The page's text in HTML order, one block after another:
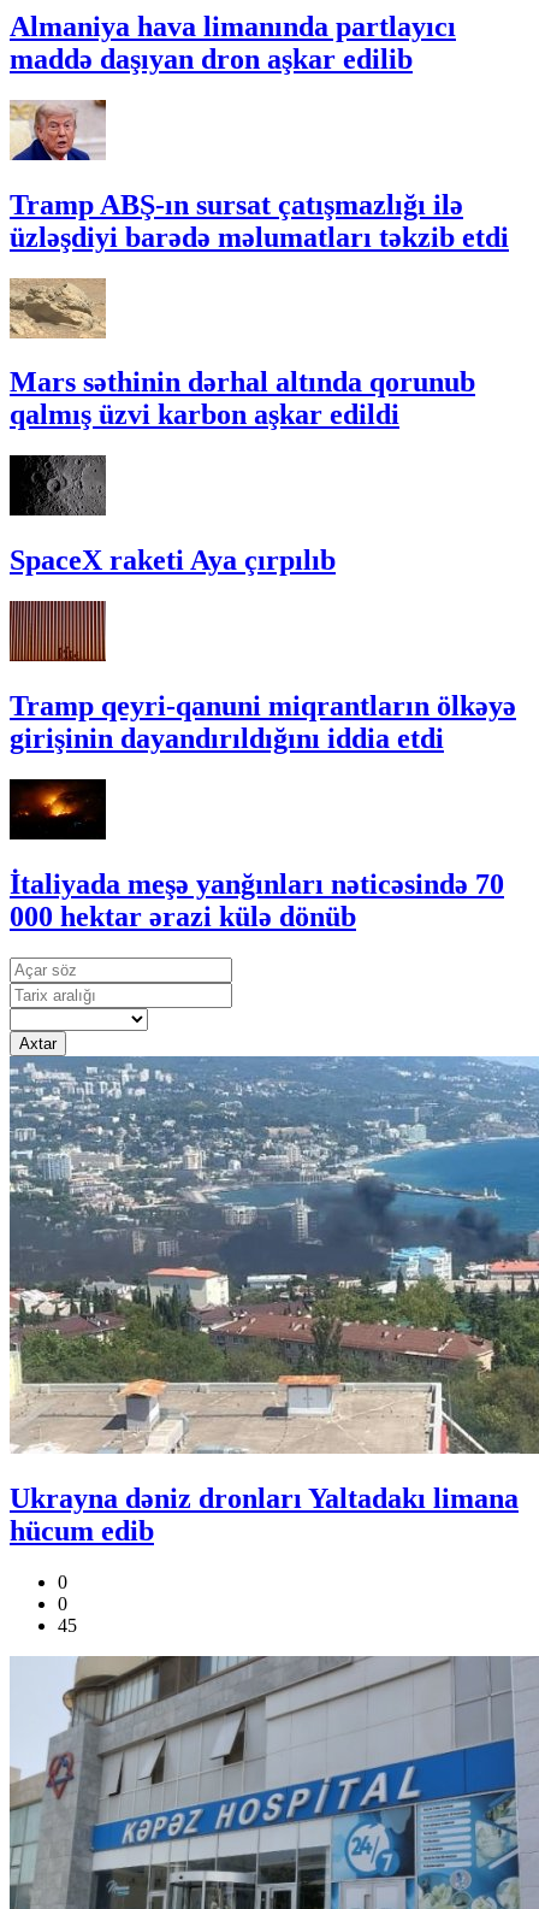
Almaniya hava limanında partlayıcı
maddə daşıyan dron aşkar edilib
Tramp ABŞ-ın sursat çatışmazlığı ilə
üzləşdiyi barədə məlumatları təkzib etdi
Mars səthinin dərhal altında qorunub
qalmış üzvi karbon aşkar edildi
SpaceX raketi Aya çırpılıb
Tramp qeyri-qanuni miqrantların ölkəyə
girişinin dayandırıldığını iddia etdi
İtaliyada meşə yanğınları nəticəsində 70
000 hektar ərazi külə dönüb
Axtar
Ukrayna dəniz dronları Yaltadakı limana
hücum edib
0
0
45